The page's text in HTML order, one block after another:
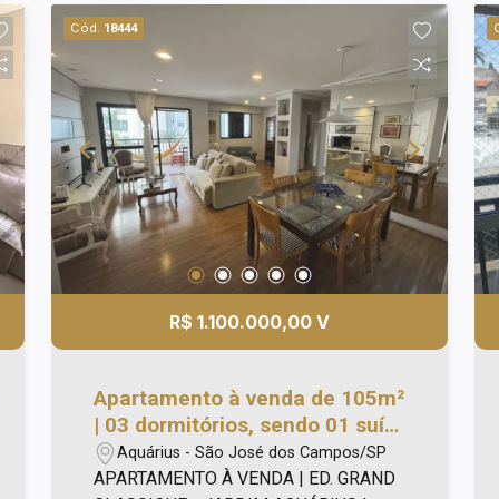
(ou despensa) com armários
planejados; - Hobby Box; - 2 vagas de
garagem, paralelas - Vista livre; -
Portaria 24 h
Cód. 18444
R$ 1.100.000,00 V
Apartamento à venda de 105m²
| 03 dormitórios, sendo 01 suíte
e 02 vagas de garagem |
Edifício Grand Classique -
Aquárius - São José dos Campos/SP
APARTAMENTO À VENDA | ED. GRAND